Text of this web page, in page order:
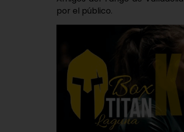
por el público.